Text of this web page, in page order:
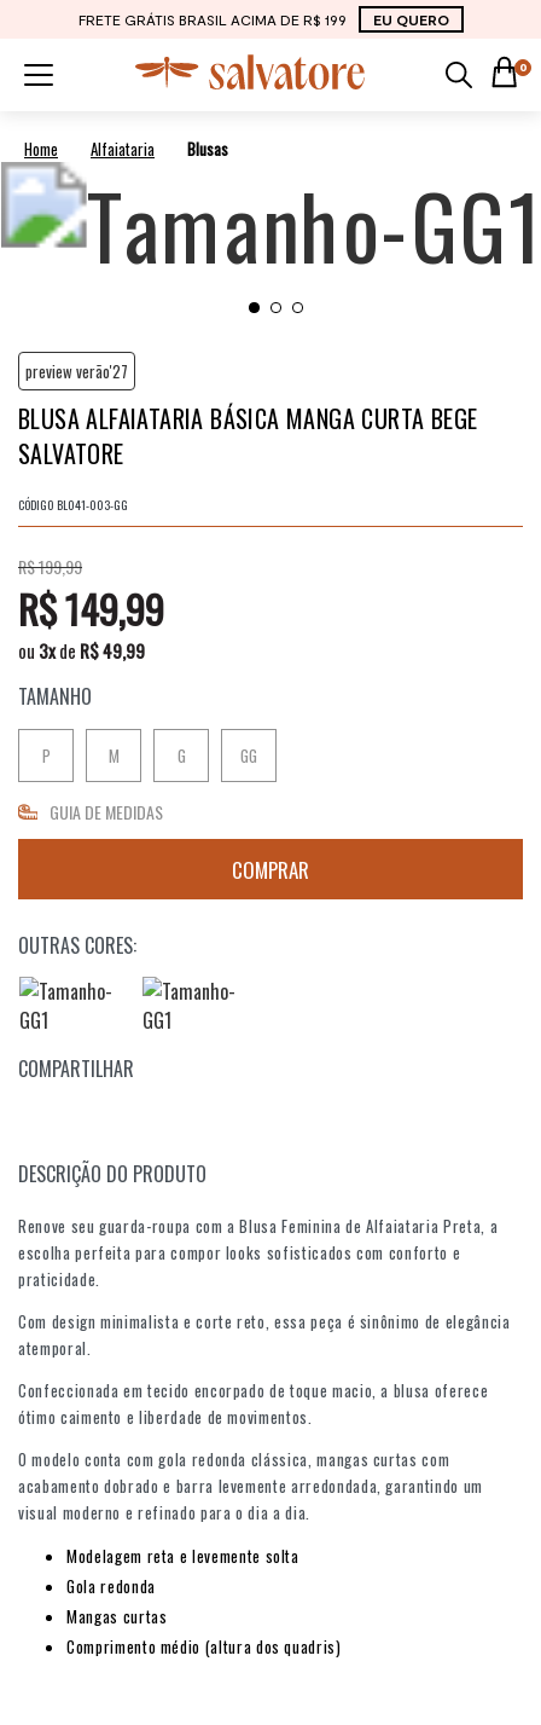
FRETE GRÁTIS BRASIL ACIMA DE R$ 199 EU QUERO
0
Alfaiataria Blusas
preview verão'27
BLUSA ALFAIATARIA BÁSICA MANGA CURTA BEGE
SALVATORE
CÓDIGO BL041-003-GG
R$ 199,99
R$ 149,99
ou 3xde R$ 49,99
TAMANHO
P M G GG
GUIA DE MEDIDAS
OUTRAS CORES:
COMPARTILHAR
DESCRIÇÃO DO PRODUTO
Renove seu guarda-roupa com a Blusa Feminina de Alfaiataria Preta, a
escolha perfeita para compor looks sofisticados com conforto e
praticidade.
Com design minimalista e corte reto, essa peça é sinônimo de elegância
atemporal.
Confeccionada em tecido encorpado de toque macio, a blusa oferece
ótimo caimento e liberdade de movimentos.
O modelo conta com gola redonda clássica, mangas curtas com
acabamento dobrado e barra levemente arredondada, garantindo um
visual moderno e refinado para o dia a dia.
Modelagem reta e levemente solta
Gola redonda
Mangas curtas
Comprimento médio (altura dos quadris)